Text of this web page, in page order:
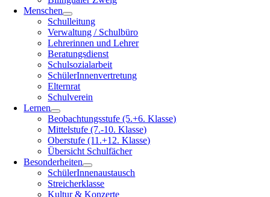
Menschen
Schulleitung
Verwaltung / Schulbüro
Lehrerinnen und Lehrer
Beratungsdienst
Schulsozialarbeit
SchülerInnenvertretung
Elternrat
Schulverein
Lernen
Beobachtungsstufe (5.+6. Klasse)
Mittelstufe (7.-10. Klasse)
Oberstufe (11.+12. Klasse)
Übersicht Schulfächer
Besonderheiten
SchülerInnenaustausch
Streicherklasse
Kultur & Konzerte